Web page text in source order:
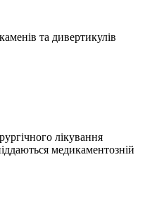
та дивертикулів
лікування
медикаментозній